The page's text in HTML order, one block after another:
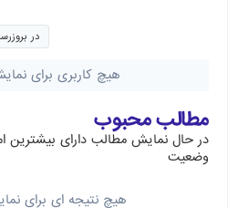
در
هیچ کاربری برای
مطالب محبوب
وضعیت
هیچ نتیجه ای برای